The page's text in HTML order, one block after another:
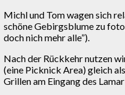
Michl und Tom wagen sich
schöne Gebirgsblume zu
doch nich mehr alle”).
Nach der Rückkehr nutzen
(eine Picknick Area) gleich
Grillen am Eingang des Lamar